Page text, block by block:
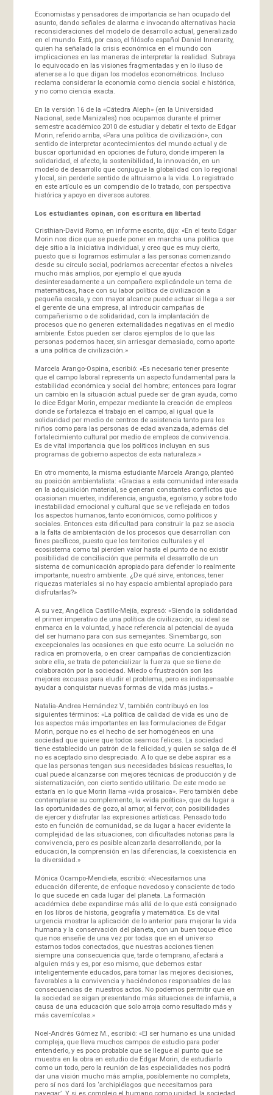
Economistas y pensadores de importancia se han ocupado del
asunto, dando señales de alarma e invocando alternativas hacia
reconsideraciones del modelo de desarrollo actual, generalizado
en el mundo. Está, por caso, el filósofo español Daniel Innerarity,
quien ha señalado la crisis económica en el mundo con
implicaciones en las maneras de interpretar la realidad. Subraya
lo equivocado en las visiones fragmentadas y en lo iluso de
atenerse a lo que digan los modelos econométricos. Incluso
reclama considerar la economía como ciencia social e histórica,
y no como ciencia exacta.
En la versión 16 de la «Cátedra Aleph» (en la Universidad
Nacional, sede Manizales) nos ocupamos durante el primer
semestre académico 2010 de estudiar y debatir el texto de Edgar
Morin, referido arriba, «Para una política de civilización», con
sentido de interpretar acontecimientos del mundo actual y de
buscar oportunidad en opciones de futuro, donde imperen la
solidaridad, el afecto, la sostenibilidad, la innovación, en un
modelo de desarrollo que conjugue la globalidad con lo regional
y local, sin perderle sentido de altruismo a la vida. Lo registrado
en este artículo es un compendio de lo tratado, con perspectiva
histórica y apoyo en diversos autores.
Los estudiantes opinan, con escritura en libertad
Cristhian-David Romo, en informe escrito, dijo: «En el texto Edgar
Morin nos dice que se puede poner en marcha una política que
deje sitio a la iniciativa individual, y creo que es muy cierto,
puesto que si logramos estimular a las personas comenzando
desde su círculo social, podríamos acrecentar efectos a niveles
mucho más amplios, por ejemplo el que ayuda
desinteresadamente a un compañero explicándole un tema de
matemáticas, hace con su labor política de civilización a
pequeña escala, y con mayor alcance puede actuar si llega a ser
el gerente de una empresa, al introducir campañas de
compañerismo o de solidaridad, con la implantación de
procesos que no generen externalidades negativas en el medio
ambiente. Estos pueden ser claros ejemplos de lo que las
personas podemos hacer, sin arriesgar demasiado, como aporte
a una política de civilización.»
Marcela Arango-Ospina, escribió: «Es necesario tener presente
que el campo laboral representa un aspecto fundamental para la
estabilidad económica y social del hombre; entonces para lograr
un cambio en la situación actual puede ser de gran ayuda, como
lo dice Edgar Morin, empezar mediante la creación de empleos
donde se fortalezca el trabajo en el campo, al igual que la
solidaridad por medio de centros de asistencia tanto para los
niños como para las personas de edad avanzada, además del
fortalecimiento cultural por medio de empleos de convivencia.
Es de vital importancia que los políticos incluyan en sus
programas de gobierno aspectos de esta naturaleza.»
En otro momento, la misma estudiante Marcela Arango, planteó
su posición ambientalista: «Gracias a esta comunidad interesada
en la adquisición material, se generan constantes conflictos que
ocasionan muertes, indiferencia, angustia, egoísmo, y sobre todo
inestabilidad emocional y cultural que se ve reflejada en todos
los aspectos humanos, tanto económicos, como políticos y
sociales. Entonces esta dificultad para construir la paz se asocia
a la falta de ambientación de los procesos que desarrollan con
fines pacíficos, puesto que los territorios culturales y el
ecosistema como tal pierden valor hasta el punto de no existir
posibilidad de conciliación que permita el desarrollo de un
sistema de comunicación apropiado para defender lo realmente
importante, nuestro ambiente. ¿De qué sirve, entonces, tener
riquezas materiales si no hay espacio ambiental apropiado para
disfrutarlas?»
A su vez, Angélica Castillo-Mejía, expresó: «Siendo la solidaridad
el primer imperativo de una política de civilización, su ideal se
enmarca en la voluntad, y hace referencia al potencial de ayuda
del ser humano para con sus semejantes. Sinembargo, son
excepcionales las ocasiones en que esto ocurre. La solución no
radica en promoverla, o en crear campañas de concientización
sobre ella, se trata de potencializar la fuerza que se tiene de
colaboración por la sociedad. Miedo o frustración son las
mejores excusas para eludir el problema, pero es indispensable
ayudar a conquistar nuevas formas de vida más justas.»
Natalia-Andrea Hernández V., también contribuyó en los
siguientes términos: «La política de calidad de vida es uno de
los aspectos más importantes en las formulaciones de Edgar
Morin, porque no es el hecho de ser homogéneos en una
sociedad que quiere que todos seamos felices. La sociedad
tiene establecido un patrón de la felicidad, y quien se salga de él
no es aceptado sino despreciado. A lo que se debe aspirar es a
que las personas tengan sus necesidades básicas resueltas, lo
cual puede alcanzarse con mejores técnicas de producción y de
sistematización, con cierto sentido utilitario. De este modo se
estaría en lo que Morin llama «vida prosaica». Pero también debe
contemplarse su complemento, la «vida poética», que da lugar a
las oportunidades de gozo, al amor, al fervor, con posibilidades
de ejercer y disfrutar las expresiones artísticas. Pensado todo
esto en función de comunidad, se da lugar a hacer evidente la
complejidad de las situaciones, con dificultades notorias para la
convivencia, pero es posible alcanzarla desarrollando, por la
educación, la comprensión en las diferencias, la coexistencia en
la diversidad.»
Mónica Ocampo-Mendieta, escribió: «Necesitamos una
educación diferente, de enfoque novedoso y consciente de todo
lo que sucede en cada lugar del planeta. La formación
académica debe expandirse más allá de lo que está consignado
en los libros de historia, geografía y matemática. Es de vital
urgencia mostrar la aplicación de lo anterior para mejorar la vida
humana y la conservación del planeta, con un buen toque ético
que nos enseñe de una vez por todas que en el universo
estamos todos conectados, que nuestras acciones tienen
siempre una consecuencia que, tarde o temprano, afectará a
alguien más y es, por eso mismo, que debemos estar
inteligentemente educados, para tomar las mejores decisiones,
favorables a la convivencia y haciéndonos responsables de las
consecuencias de nuestros actos. No podemos permitir que en
la sociedad se sigan presentando más situaciones de infamia, a
causa de una educación que solo arroja como resultado más y
más cavernícolas.»
Noel-Andrés Gómez M., escribió: «El ser humano es una unidad
compleja, que lleva muchos campos de estudio para poder
entenderlo, y es poco probable que se llegue al punto que se
muestra en la obra en estudio de Edgar Morin, de estudiarlo
como un todo, pero la reunión de las especialidades nos podrá
dar una visión mucho más amplia, posiblemente no completa,
pero sí nos dará los ‘archipiélagos que necesitamos para
navegar’. Y si es complejo el humano como unidad, la sociedad